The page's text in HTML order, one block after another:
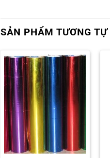
SẢN PHẨM TƯƠNG TỰ